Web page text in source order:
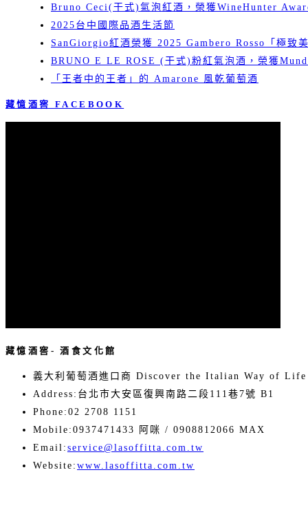
Bruno Ceci(干式)氣泡紅酒，榮獲WineHunter
2025台中國際品酒生活節
SanGiorgio紅酒榮獲 2025 Gambero Rosso「極致
BRUNO E LE ROSE (干式)粉紅氣泡酒，榮獲
「王者中的王者」的 Amarone 風乾葡萄酒
藏憶酒窖 FACEBOOK
藏憶酒窖- 酒食文化館
義大利葡萄酒進口商 Discover the Italian Way of Life
Address: 台北市大安區復興南路二段111巷7號 B1
Phone: 02 2708 1151
Mobile: 0937471433 阿咪 / 0908812066 MAX
Email: service@lasoffitta.com.tw
Website: www.lasoffitta.com.tw